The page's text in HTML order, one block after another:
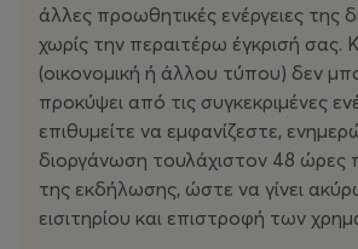
άλλες προωθητικές ενέργειες της
χωρίς την περαιτέρω έγκρισή σας.
(οικονομική ή άλλου τύπου) δεν
προκύψει από τις συγκεκριμένες
επιθυμείτε να εμφανίζεστε,
διοργάνωση τουλάχιστον 48 ώρες
της εκδήλωσης, ώστε να γίνει
εισιτηρίου και επιστροφή των